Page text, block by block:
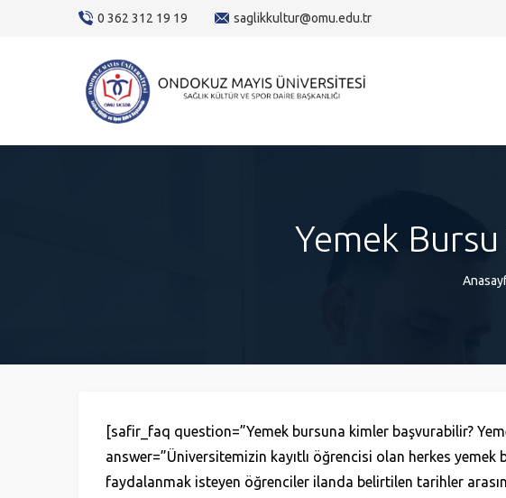
0 362 312 19 19 saglikkultur@omu.edu.tr
Yemek
[safir_faq question=”Yemek bursuna kimler başvurabilir?
answer=”Üniversitemizin kayıtlı öğrencisi olan herkes
faydalanmak isteyen öğrenciler ilanda belirtilen tarihler